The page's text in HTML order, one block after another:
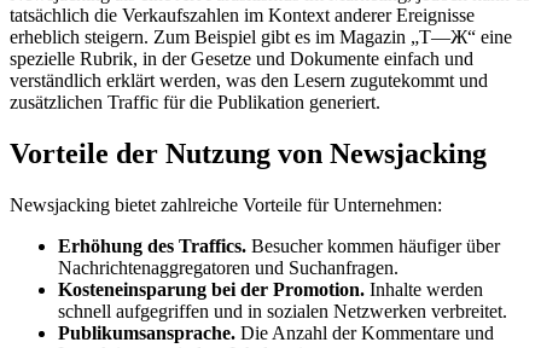
tatsächlich die Verkaufszahlen im Kontext anderer Ereignisse
erheblich steigern. Zum Beispiel gibt es im Magazin „T—Ж“ eine
spezielle Rubrik, in der Gesetze und Dokumente einfach und
verständlich erklärt werden, was den Lesern zugutekommt und
zusätzlichen Traffic für die Publikation generiert.
Vorteile der Nutzung von Newsjacking
Newsjacking bietet zahlreiche Vorteile für Unternehmen:
Erhöhung des Traffics. Besucher kommen häufiger über
Nachrichtenaggregatoren und Suchanfragen.
Kosteneinsparung bei der Promotion. Inhalte werden
schnell aufgegriffen und in sozialen Netzwerken verbreitet.
Publikumsansprache. Die Anzahl der Kommentare und